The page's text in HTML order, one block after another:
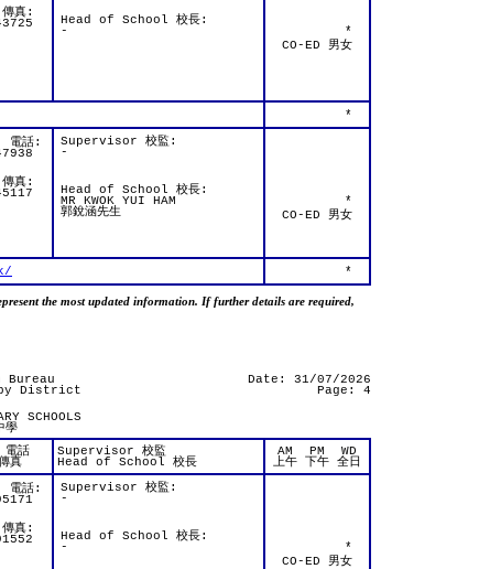
真:
Head of School 校長:
-
*
CO-ED 男女
*
話:
真:
Supervisor 校監:
-
Head of School 校長:
MR KWOK YUI HAM
郭銳涵先生
*
CO-ED 男女
*
the most updated information. If further details are required,
Bureau
District
Date: 31/07/2026
Page: 4
SCHOOLS
學
話
真
Supervisor 校監
Head of School 校長
AM
上午
PM
下午
WD
全日
話:
真:
Supervisor 校監:
-
Head of School 校長:
-
*
CO-ED 男女